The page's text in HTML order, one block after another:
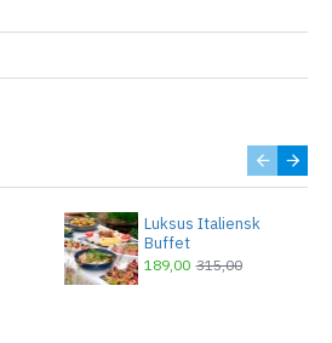
Luksus Italiensk
Buffet
189,00 315,00